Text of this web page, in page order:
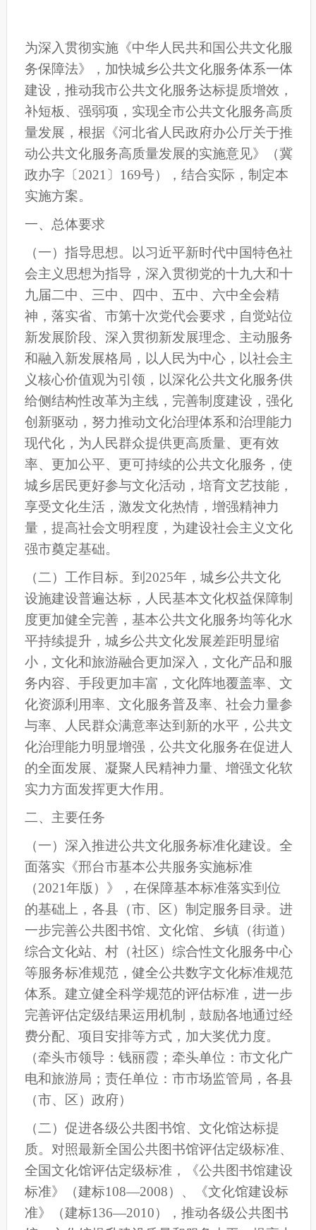
为深入贯彻实施《中华人民共和国公共文化服
务保障法》
，加快城乡公共文化服务体系一体
建设，推动我市公共文化服务达标提质增效，
补短板、强弱项，实现全市公共文化服务高质
量发展， 根据《河北省人民政府办公厅关于推
动公共文化服务高质量发展的实施意见》（冀
政办字〔2021 〕 169号），结合实际，制定本
实施方案。
一、总体要求
（一）指导思想。
以习近平新时代中国特色社
会主义思想为指导， 深入贯彻党的十九大和十
九届二中、三中、四中、五中、六中全会精
神，落实省、市第十次党代会要求，自觉站位
新发展阶段、深入贯彻新发展理念、主动服务
和融入新发展格局，以人民为中心，以社会主
义核心价值观为引领，以深化公共文化服务供
给侧结构性改革为主线，完善制度建设，强化
创新驱动，努力推动文化治理体系和治理能力
现代化，为人民群众提供更高质量、更有效
率、更加公平、更可持续的公共文化服务，使
城乡居民更好参与文化活动，培育文艺技能，
享受文化生活，激发文化热情，增强精神力
量，提高社会文明程度，为建设社会主义文化
强市奠定基础。
（二）工作目标。 到2025年， 城乡公共文化
设施建设普遍达标，人民基本文化权益保障制
度更加健全完善，基本公共文化服务均等化水
平持续提升，城乡公共文化发展差距明显缩
小，文化和旅游融合更加深入，文化产品和服
务内容、手段更加丰富，文化阵地覆盖率、文
化资源利用率、文化服务普及率、社会力量参
与率、人民群众满意率达到新的水平，公共文
化治理能力明显增强，公共文化服务在促进人
的全面发展、凝聚人民精神力量、增强文化软
实力方面发挥更大作用。
二、主要任务
（一）深入推进公共文化服务标准化建设。全
面落实《邢台市基本公共服务实施标准
（2021年版）》，在保障基本标准落实到位
的基础上， 各县（市、区）制定服务目录。进
一步完善公共图书馆、文化馆、乡镇（街道）
综合文化站、村（社区）综合性文化服务中心
等服务标准规范，健全公共数字文化标准规范
体系。建立健全科学规范的评估标准，进一步
完善评估定级结果运用机制，鼓励各地通过经
费分配、项目安排等方式，加大奖优力度。
（牵头市领导：钱丽霞；牵头单位：市文化广
电和旅游局； 责任单位： 市市场监管局，各县
（市、 区 ） 政府）
（二）促进各级公共图书馆、文化馆达标提
质。 对照最新全国公共图书馆评估定级标准、
全国文化馆评估定级标准，《公共图书馆建设
标准》（建标108—2008）、《文化馆建设标
准》（建标136—2010），推动各级公共图书